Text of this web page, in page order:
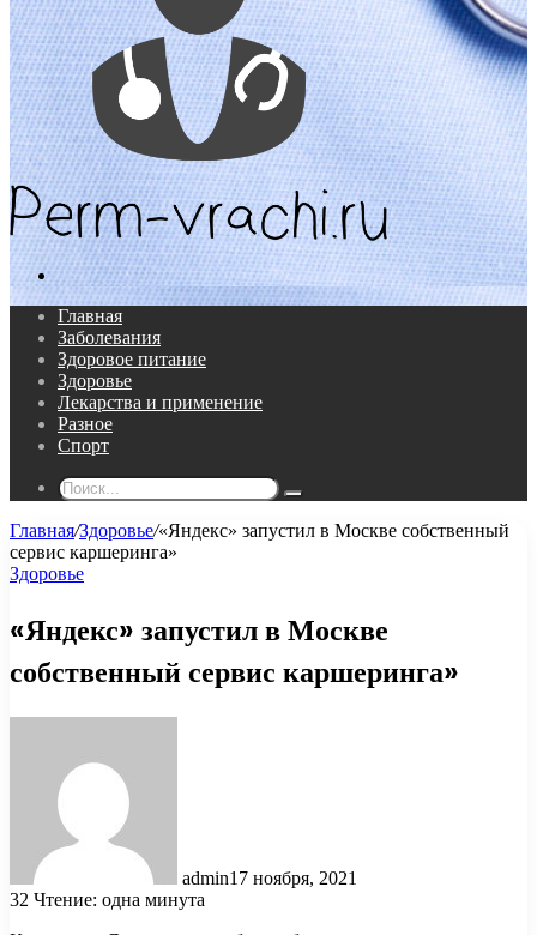
Поиск...
Главная
Заболевания
Здоровое питание
Здоровье
Лекарства и применение
Разное
Спорт
Поиск...
Главная/Здоровье/«Яндекс» запустил в Москве собственный
сервис каршеринга»
Здоровье
«Яндекс» запустил в Москве
собственный сервис каршеринга»
admin17 ноября, 2021
32 Чтение: одна минута